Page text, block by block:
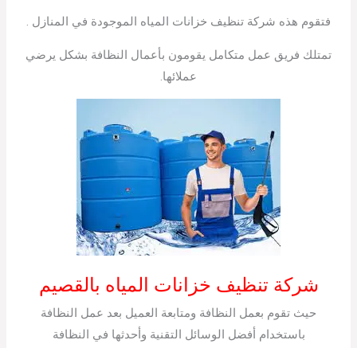
فتقوم هذه شركة تنظيف خزانات المياه الموجودة في المنازل .
تمتلك فريق عمل متكامل يقومون بأعمال النظافة بشكل يرضي
عملائها.
شركة تنظيف خزانات المياه بالقصيم
حيث تقوم بعمل النظافة ومتابعة العميل بعد عمل النظافة
باستخدام أفضل الوسائل التقنية وأحدثها في النظافة